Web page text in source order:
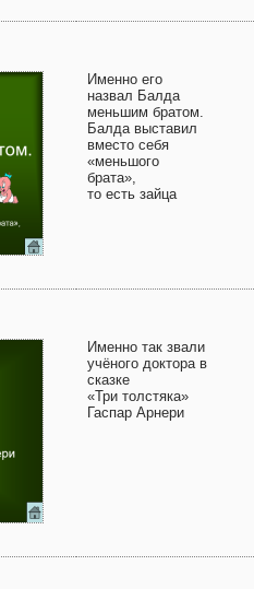
Именно его
назвал Балда
меньшим братом.
Балда выставил
вместо себя
«меньшого
брата»,
то есть зайца
Именно так звали
учёного доктора в
сказке
«Три толстяка»
Гаспар Арнери